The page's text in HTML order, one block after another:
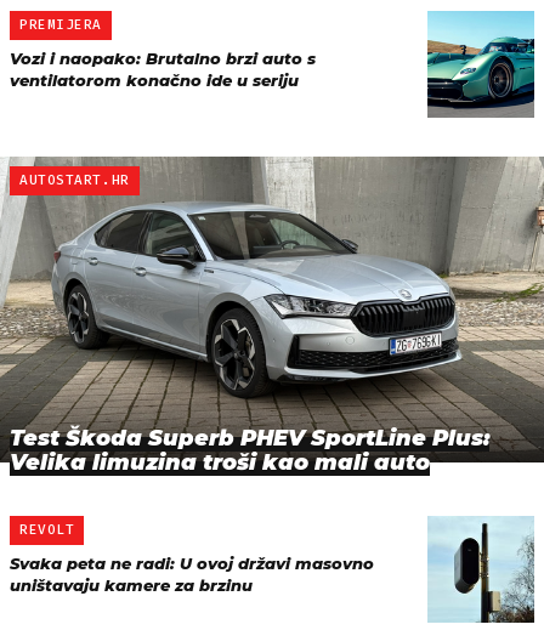
PREMIJERA
Vozi i naopako: Brutalno brzi auto s
ventilatorom konačno ide u seriju
AUTOSTART.HR
Test Škoda Superb PHEV SportLine Plus:
Velika limuzina troši kao mali auto
REVOLT
Svaka peta ne radi: U ovoj državi masovno
uništavaju kamere za brzinu